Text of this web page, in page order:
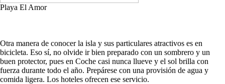
Playa El Amor
Otra manera de conocer la isla y sus particulares atractivos es en
bicicleta. Eso sí, no olvide ir bien preparado con un sombrero y un
buen protector, pues en Coche casi nunca llueve y el sol brilla con
fuerza durante todo el año. Prepárese con una provisión de agua y
comida ligera. Los hoteles ofrecen ese servicio.